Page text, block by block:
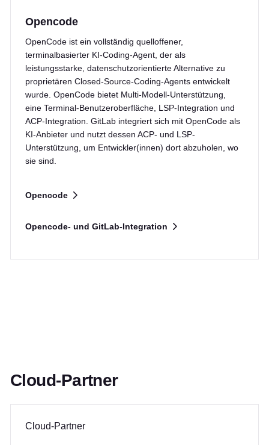
Opencode
OpenCode ist ein vollständig quelloffener,
terminalbasierter KI-Coding-Agent, der als
leistungsstarke, datenschutzorientierte Alternative zu
proprietären Closed-Source-Coding-Agents entwickelt
wurde. OpenCode bietet Multi-Modell-Unterstützung,
eine Terminal-Benutzeroberfläche, LSP-Integration und
ACP-Integration. GitLab integriert sich mit OpenCode als
KI-Anbieter und nutzt dessen ACP- und LSP-
Unterstützung, um Entwickler(innen) dort abzuholen, wo
sie sind.
Opencode- und GitLab-Integration
Opencode
Cloud-Partner
Cloud-Partner